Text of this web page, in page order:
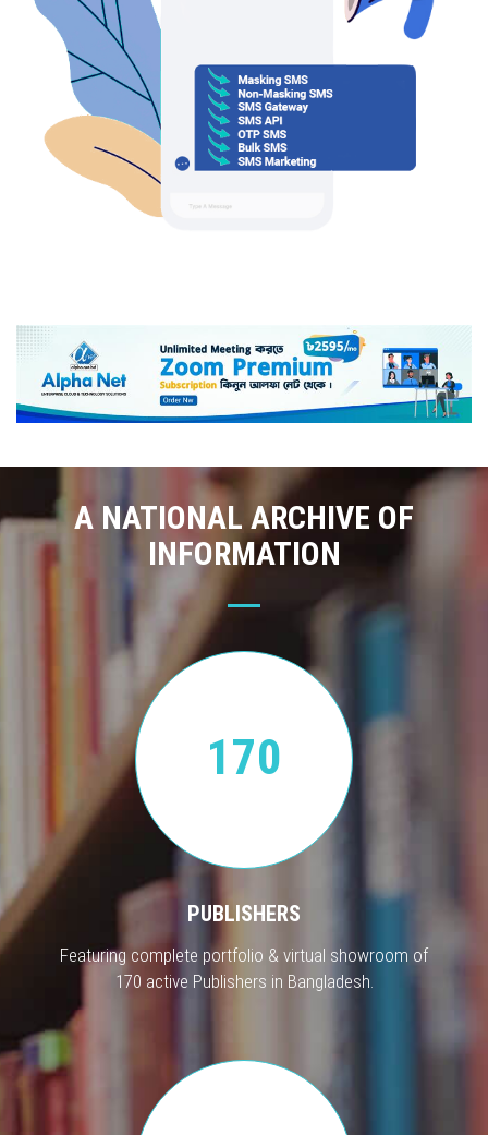
A NATIONAL ARCHIVE OF
INFORMATION
170
PUBLISHERS
Featuring complete portfolio & virtual showroom of
170 active Publishers in Bangladesh.